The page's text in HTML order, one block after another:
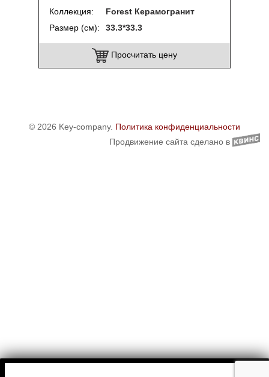
Коллекция
Forest Керамогранит
Размер (см)
33.3*33.3
Просчитать цену
© 2026 Key-company. Политика конфиденциальности
Продвижение сайта сделано в